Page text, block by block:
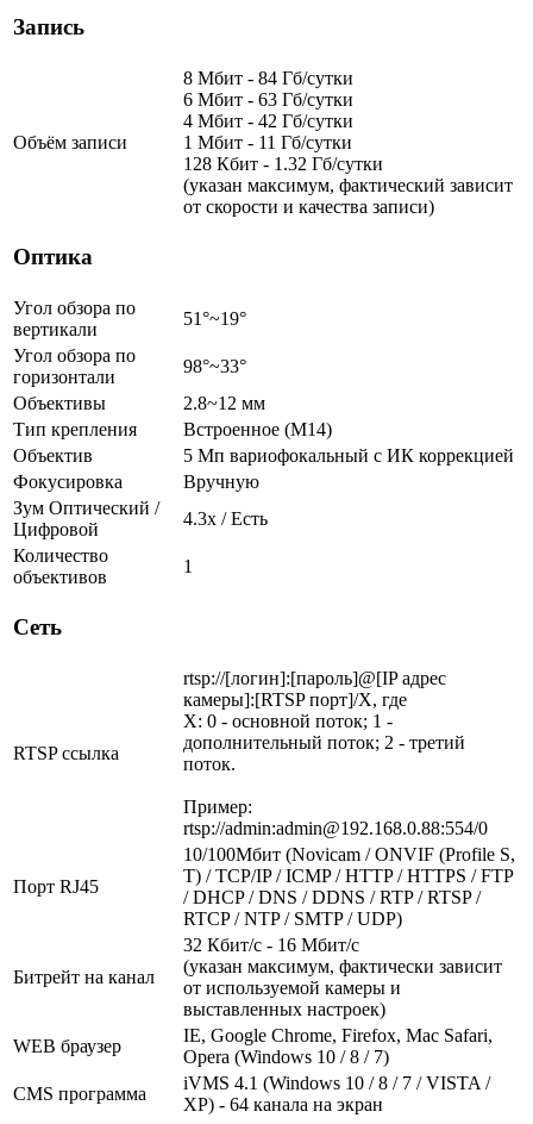
Запись
Объём записи
8 Мбит - 84 Гб/сутки
6 Мбит - 63 Гб/сутки
4 Мбит - 42 Гб/сутки
1 Мбит - 11 Гб/сутки
128 Кбит - 1.32 Гб/сутки
(указан максимум, фактический зависит
от скорости и качества записи)
Оптика
Угол обзора по
вертикали
51°~19°
Угол обзора по
горизонтали
98°~33°
Объективы
2.8~12 мм
Тип крепления
Встроенное (M14)
Объектив
5 Мп вариофокальный c ИК коррекцией
Фокусировка
Вручную
Зум Оптический /
Цифровой
4.3х / Есть
Количество
объективов
1
Сеть
RTSP ссылка
rtsp://[логин]:[пароль]@[IP адрес
камеры]:[RTSP порт]/X, где
X: 0 - основной поток; 1 -
дополнительный поток; 2 - третий
поток.
Пример:
rtsp://admin:admin@192.168.0.88:554/0
Порт RJ45
10/100Мбит (Novicam / ONVIF (Profile S,
T) / TCP/IP / ICMP / HTTP / HTTPS / FTP
/ DHCP / DNS / DDNS / RTP / RTSP /
RTCP / NTP / SMTP / UDP)
Битрейт на канал
32 Кбит/с - 16 Мбит/с
(указан максимум, фактически зависит
от используемой камеры и
выставленных настроек)
WEB браузер
IE, Google Chrome, Firefox, Mac Safari,
Opera (Windows 10 / 8 / 7)
CMS программа
iVMS 4.1 (Windows 10 / 8 / 7 / VISTA /
XP) - 64 канала на экран